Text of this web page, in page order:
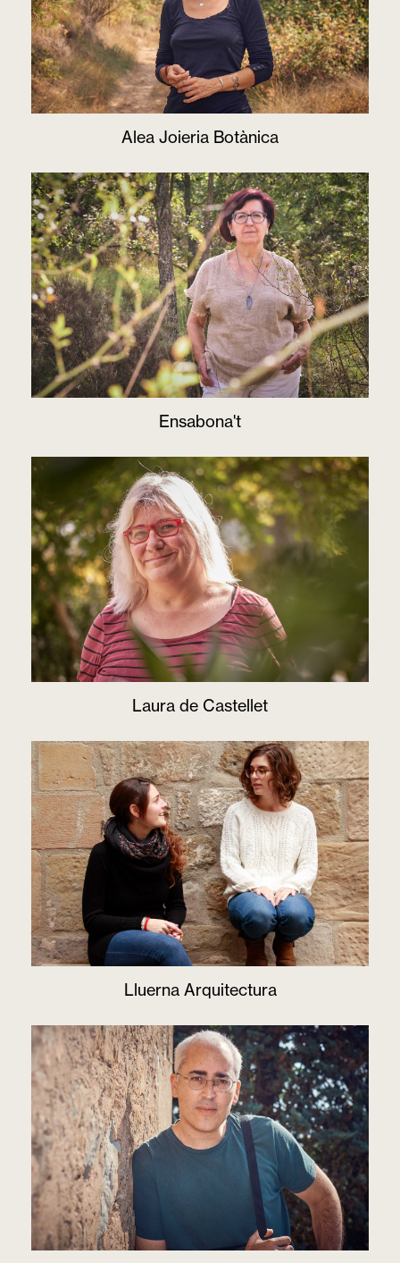
Alea Joieria Botànica
Ensabona't
Laura de Castellet
Lluerna Arquitectura